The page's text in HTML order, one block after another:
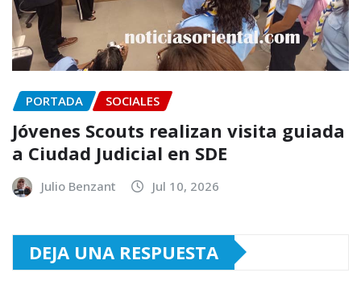
PORTADA SOCIALES
Jóvenes Scouts realizan visita guiada
a Ciudad Judicial en SDE
Julio Benzant Jul 10, 2026
DEJA UNA RESPUESTA